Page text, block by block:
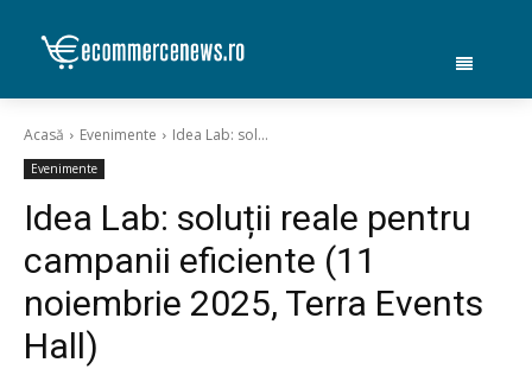
Acasă Evenimente Idea Lab: sol...
Evenimente
Idea Lab: soluții reale pentru
campanii eficiente (11
noiembrie 2025, Terra Events
Hall)